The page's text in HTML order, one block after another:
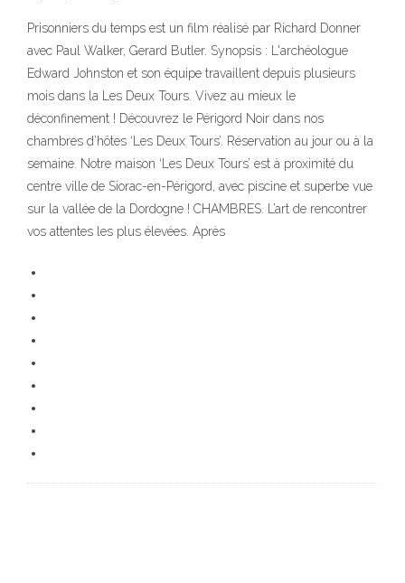
Prisonniers du temps est un film réalisé par Richard Donner
avec Paul Walker, Gerard Butler. Synopsis : L'archéologue
Edward Johnston et son équipe travaillent depuis plusieurs
mois dans la Les Deux Tours. Vivez au mieux le
déconfinement ! Découvrez le Périgord Noir dans nos
chambres d’hôtes ‘Les Deux Tours’. Réservation au jour ou à la
semaine. Notre maison ‘Les Deux Tours’ est à proximité du
centre ville de Siorac-en-Périgord, avec piscine et superbe vue
sur la vallée de la Dordogne ! CHAMBRES. L’art de rencontrer
vos attentes les plus élevées. Après